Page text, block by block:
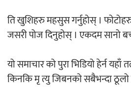
‘आइतबारको
ति खुशिहरु महसुस गर्नुहोस् ।
जसरी पोज दिनुहोस् । एकदम सानो
यो समाचार को पुरा भिडियो हेर्न
किनकि मृ त्यु जिबनको सबैभन्दा ठूलो